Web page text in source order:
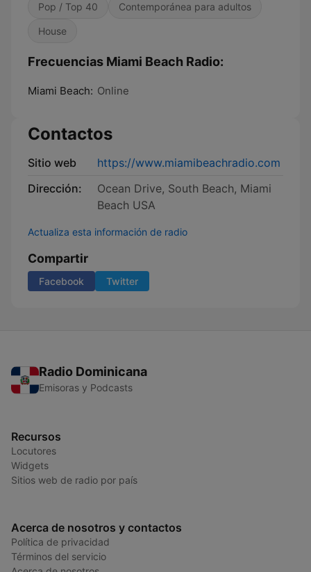
Pop / Top 40 Contemporánea para adultos
House
Frecuencias Miami Beach Radio:
Miami Beach: Online
Contactos
Sitio web
https://www.miamibeachradio.com
Dirección:
Ocean Drive, South Beach, Miami
Beach USA
Actualiza esta información de radio
Compartir
Facebook Twitter
Radio Dominicana
Emisoras y Podcasts
Recursos
Locutores
Widgets
Sitios web de radio por país
Acerca de nosotros y contactos
Política de privacidad
Términos del servicio